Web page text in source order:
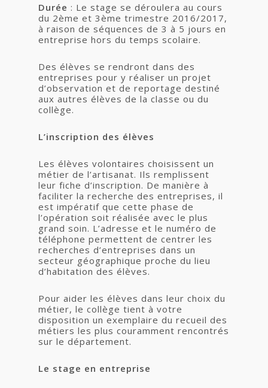
Durée : Le stage se déroulera au cours
du 2ème et 3ème trimestre 2016/2017,
à raison de séquences de 3 à 5 jours en
entreprise hors du temps scolaire.
Des élèves se rendront dans des
entreprises pour y réaliser un projet
d’observation et de reportage destiné
aux autres élèves de la classe ou du
collège.
L’inscription des élèves
Les élèves volontaires choisissent un
métier de l’artisanat. Ils remplissent
leur fiche d’inscription. De manière à
faciliter la recherche des entreprises, il
est impératif que cette phase de
l’opération soit réalisée avec le plus
grand soin. L’adresse et le numéro de
téléphone permettent de centrer les
recherches d’entreprises dans un
secteur géographique proche du lieu
d’habitation des élèves.
Pour aider les élèves dans leur choix du
métier, le collège tient à votre
disposition un exemplaire du recueil des
métiers les plus couramment rencontrés
sur le département.
Le stage en entreprise